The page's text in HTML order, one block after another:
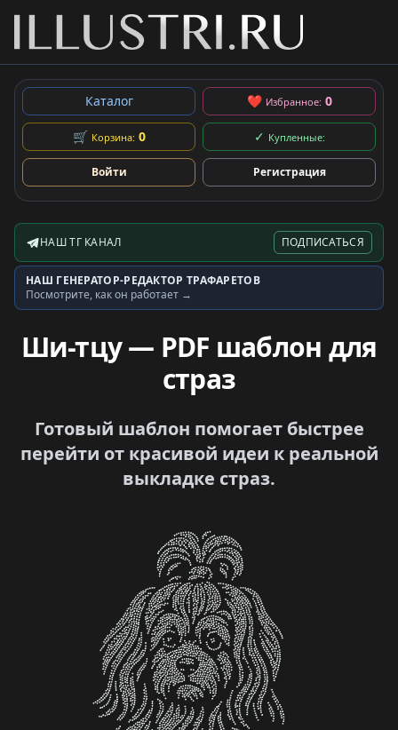
Каталог ❤ Избранное: 0
🛒 Корзина: 0 ✓ Купленные:
Войти Регистрация
Telegram-канал
НАШ ТГ КАНАЛ ПОДПИСАТЬСЯ
Генератор трафаретов
НАШ ГЕНЕРАТОР-РЕДАКТОР ТРАФАРЕТОВ
Посмотрите, как он работает →
Ши-тцу — PDF шаблон для
страз
Готовый шаблон помогает быстрее
перейти от красивой идеи к реальной
выкладке страз.